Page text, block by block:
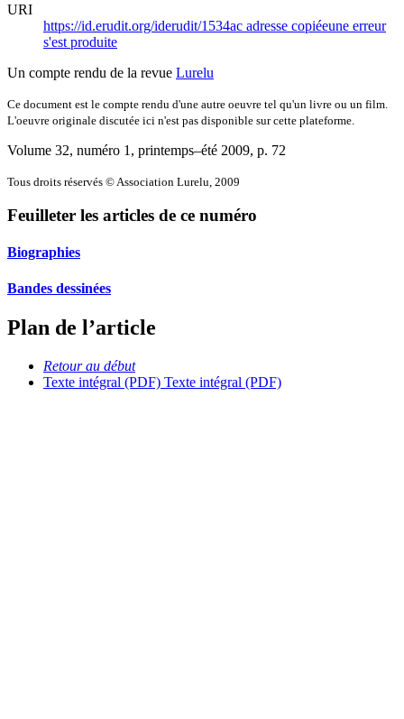
URI
https://id.erudit.org/iderudit/1534ac adresse copiéeune erreur
s'est produite
Un compte rendu de la revue Lurelu
Ce document est le compte rendu d'une autre oeuvre tel qu'un livre ou un film.
L'oeuvre originale discutée ici n'est pas disponible sur cette plateforme.
Volume 32, numéro 1, printemps–été 2009, p. 72
Tous droits réservés © Association Lurelu, 2009
Feuilleter les articles de ce numéro
Biographies
Bandes dessinées
Plan de l’article
Retour au début
Texte intégral (PDF) Texte intégral (PDF)